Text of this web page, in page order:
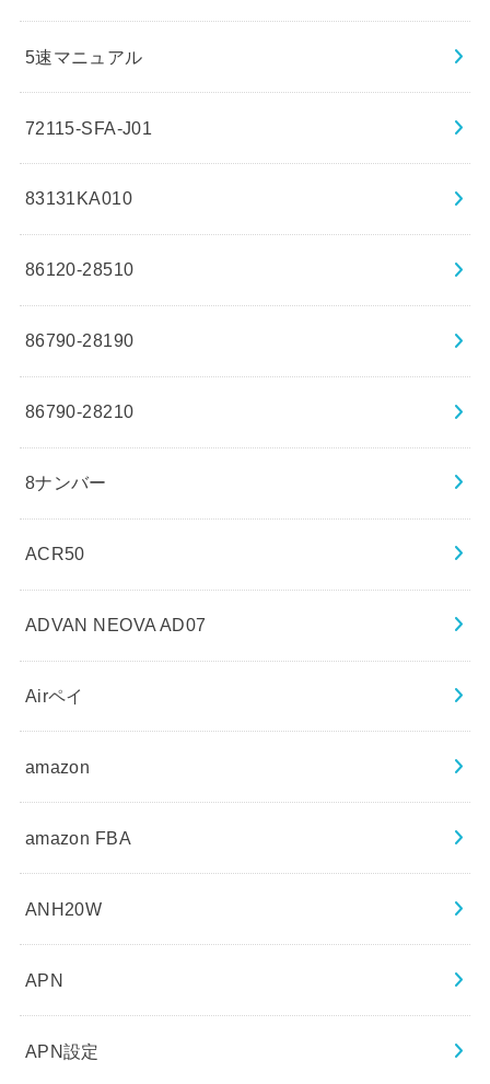
5速マニュアル
72115-SFA-J01
83131KA010
86120-28510
86790-28190
86790-28210
8ナンバー
ACR50
ADVAN NEOVA AD07
Airペイ
amazon
amazon FBA
ANH20W
APN
APN設定